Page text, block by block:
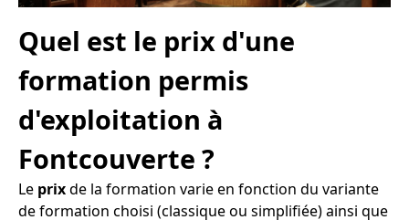
Quel est le prix d'une
formation permis
d'exploitation à
Fontcouverte ?
Le prixde la formation varie en fonction du variante
de formation choisi (classique ou simplifiée) ainsi que